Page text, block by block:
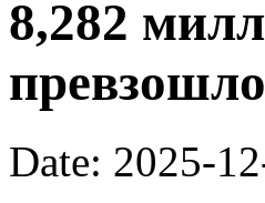
8,282
Date: 2025-